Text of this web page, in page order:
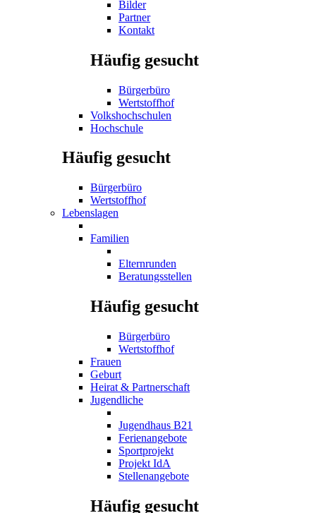
Bilder
Partner
Kontakt
Häufig gesucht
Bürgerbüro
Wertstoffhof
Volkshochschulen
Hochschule
Häufig gesucht
Bürgerbüro
Wertstoffhof
Lebenslagen
Familien
Elternrunden
Beratungsstellen
Häufig gesucht
Bürgerbüro
Wertstoffhof
Frauen
Geburt
Heirat & Partnerschaft
Jugendliche
Jugendhaus B21
Ferienangebote
Sportprojekt
Projekt IdA
Stellenangebote
Häufig gesucht